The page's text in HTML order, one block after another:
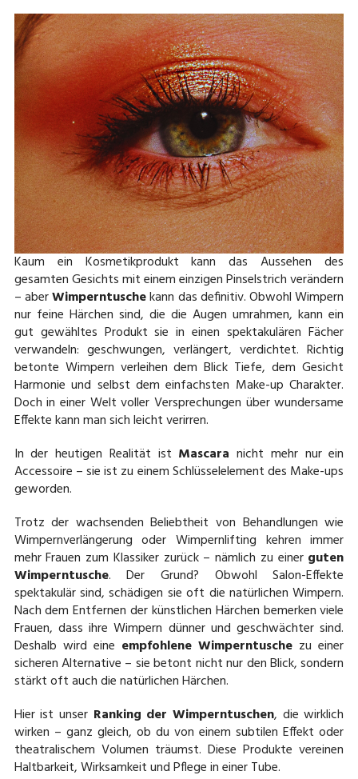
Kaum ein Kosmetikprodukt kann das Aussehen des
gesamten Gesichts mit einem einzigen Pinselstrich verändern
– aberWimperntuschekann das definitiv. Obwohl Wimpern
nur feine Härchen sind, die die Augen umrahmen, kann ein
gut gewähltes Produkt sie in einen spektakulären Fächer
verwandeln: geschwungen, verlängert, verdichtet. Richtig
betonte Wimpern verleihen dem Blick Tiefe, dem Gesicht
Harmonie und selbst dem einfachsten Make-up Charakter.
Doch in einer Welt voller Versprechungen über wundersame
Effekte kann man sich leicht verirren.
In der heutigen Realität ist Mascara nicht mehr nur ein
Accessoire – sie ist zu einem Schlüsselelement des Make-ups
geworden.
Trotz der wachsenden Beliebtheit von Behandlungen wie
Wimpernverlängerung oder Wimpernlifting kehren immer
mehr Frauen zum Klassiker zurück – nämlich zu einer guten
Wimperntusche. Der Grund? Obwohl Salon-Effekte
spektakulär sind, schädigen sie oft die natürlichen Wimpern.
Nach dem Entfernen der künstlichen Härchen bemerken viele
Frauen, dass ihre Wimpern dünner und geschwächter sind.
Deshalb wird eine empfohlene Wimperntusche zu einer
sicheren Alternative – sie betont nicht nur den Blick, sondern
stärkt oft auch die natürlichen Härchen.
Hier ist unser Ranking der Wimperntuschen, die wirklich
wirken – ganz gleich, ob du von einem subtilen Effekt oder
theatralischem Volumen träumst. Diese Produkte vereinen
Haltbarkeit, Wirksamkeit und Pflege in einer Tube.